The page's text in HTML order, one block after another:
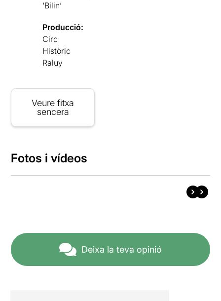
‘Bilin’
Producció:
Circ
Històric
Raluy
Veure fitxa
sencera
Fotos i vídeos
Deixa la teva opinió